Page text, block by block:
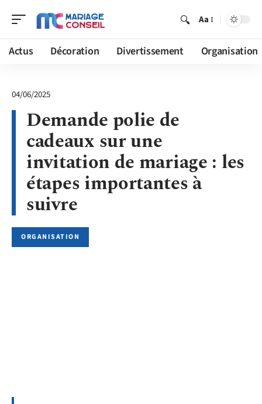
Aa
Actus Décoration Divertissement Organisation
04/06/2025
Demande polie de
cadeaux sur une
invitation de mariage : les
étapes importantes à
suivre
ORGANISATION